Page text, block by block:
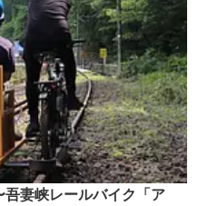
妻峡レールバイク「ア